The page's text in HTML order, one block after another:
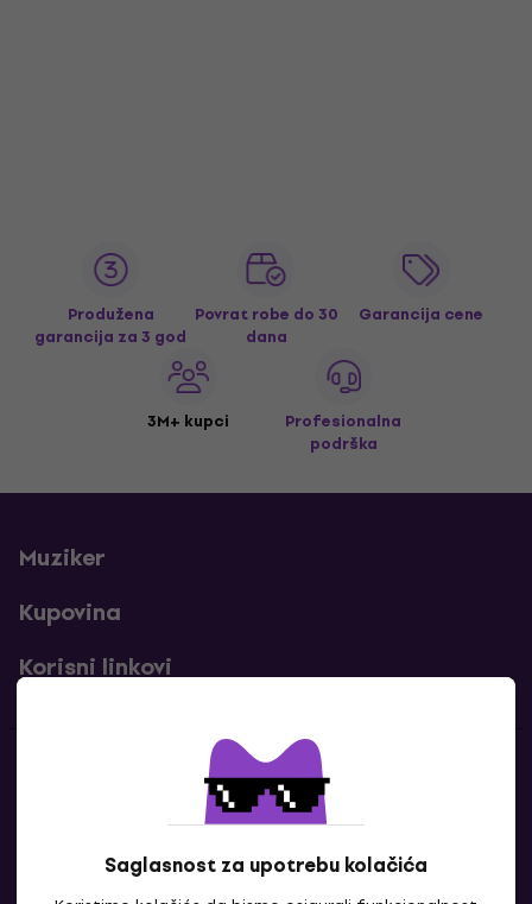
Saglasnost za upotrebu kolačića
Produžena
garancija za 3 god
Povrat robe do 30
dana
Garancija cene
3M+ kupci
Profesionalna
podrška
Muziker
Kupovina
Korisni linkovi
Kontakti
Kontaktiraj nas